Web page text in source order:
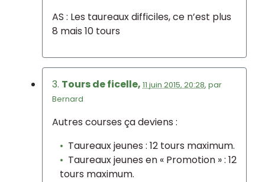
AS : Les taureaux difficiles, ce n’est plus
8 mais 10 tours
3. Tours de ficelle, 11 juin 2015, 20:28, par
Bernard
Autres courses ça deviens :
Taureaux jeunes : 12 tours maximum.
Taureaux jeunes en « Promotion » : 12
tours maximum.